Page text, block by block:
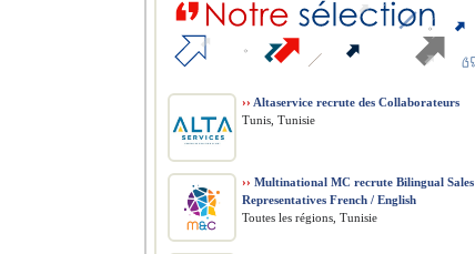
›› Altaservice recrute des Collaborateurs
Tunis, Tunisie
›› Multinational MC recrute Bilingual Sales
Representatives French / English
Toutes les régions, Tunisie